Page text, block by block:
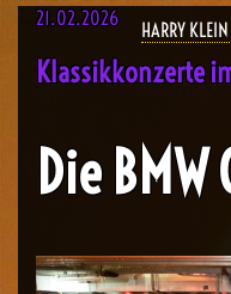
HARRY
21.02.2026
Klassikkonzerte
Die